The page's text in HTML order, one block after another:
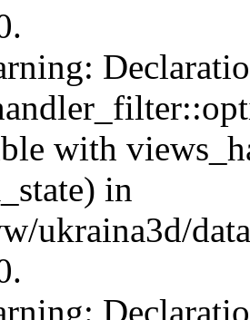
with
in
ukraina3d/